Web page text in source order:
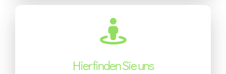
Hier finden Sie uns